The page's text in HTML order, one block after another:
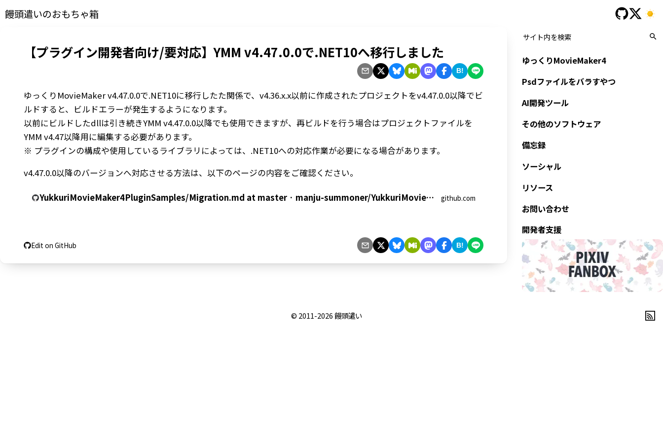
饅頭遣いのおもちゃ箱
【プラグイン開発者向け/要対応】YMM v4.47.0.0で.NET10へ移行しました
B!
ゆっくりMovieMaker v4.47.0.0で.NET10に移行したた関係で、v4.36.x.x以前に作成されたプロジェクトをv4.47.0.0以降でビ
ルドすると、ビルドエラーが発生するようになります。
以前にビルドしたdllは引き続きYMM v4.47.0.0以降でも使用できますが、再ビルドを行う場合はプロジェクトファイルを
YMM v4.47以降用に編集する必要があります。
※ プラグインの構成や使用しているライブラリによっては、.NET10への対応作業が必要になる場合があります。
v4.47.0.0以降のバージョンへ対応させる方法は、以下のページの内容をご確認ください。
YukkuriMovieMaker4PluginSamples/Migration.md at master · manju-summoner/YukkuriMovieMaker4PluginSamples github.com
Edit on GitHub B!
ゆっくりMovieMaker4
Psdファイルをバラすやつ
AI開発ツール
その他のソフトウェア
備忘録
ソーシャル
リソース
お問い合わせ
開発者支援
© 2011-2026饅頭遣い